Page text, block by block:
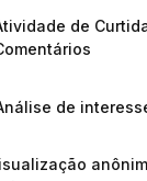
de
de